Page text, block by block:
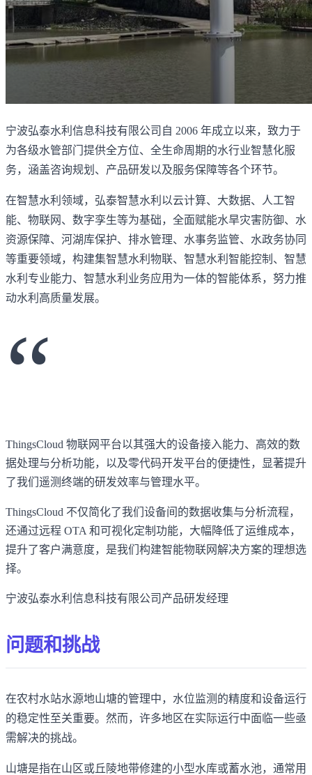
宁波弘泰水利信息科技有限公司自 2006 年成立以来，致力于
为各级水管部门提供全方位、全生命周期的水行业智慧化服
务，涵盖咨询规划、产品研发以及服务保障等各个环节。
在智慧水利领域，弘泰智慧水利以云计算、大数据、人工智
能、物联网、数字孪生等为基础，全面赋能水旱灾害防御、水
资源保障、河湖库保护、排水管理、水事务监管、水政务协同
等重要领域，构建集智慧水利物联、智慧水利智能控制、智慧
水利专业能力、智慧水利业务应用为一体的智能体系，努力推
动水利高质量发展。
“
ThingsCloud 物联网平台以其强大的设备接入能力、高效的数
据处理与分析功能，以及零代码开发平台的便捷性，显著提升
了我们遥测终端的研发效率与管理水平。
ThingsCloud 不仅简化了我们设备间的数据收集与分析流程，
还通过远程 OTA 和可视化定制功能，大幅降低了运维成本，
提升了客户满意度，是我们构建智能物联网解决方案的理想选
择。
宁波弘泰水利信息科技有限公司产品研发经理
问题和挑战
在农村水站水源地山塘的管理中，水位监测的精度和设备运行
的稳定性至关重要。然而，许多地区在实际运行中面临一些亟
需解决的挑战。
山塘是指在山区或丘陵地带修建的小型水库或蓄水池，通常用